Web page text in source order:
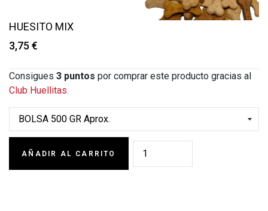
HUESITO MIX
3,75 €
Consigues 3 puntos por comprar este producto gracias al
Club Huellitas.
AÑADIR AL CARRITO